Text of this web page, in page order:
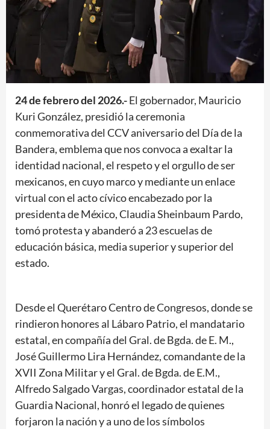
24 de febrero del 2026.-El gobernador, Mauricio
Kuri González, presidió la ceremonia
conmemorativa del CCV aniversario del Día de la
Bandera, emblema que nos convoca a exaltar la
identidad nacional, el respeto y el orgullo de ser
mexicanos, en cuyo marco y mediante un enlace
virtual con el acto cívico encabezado por la
presidenta de México, Claudia Sheinbaum Pardo,
tomó protesta y abanderó a 23 escuelas de
educación básica, media superior y superior del
estado.
Desde el Querétaro Centro de Congresos, donde se
rindieron honores al Lábaro Patrio, el mandatario
estatal, en compañía del Gral. de Bgda. de E. M.,
José Guillermo Lira Hernández, comandante de la
XVII Zona Militar y el Gral. de Bgda. de E.M.,
Alfredo Salgado Vargas, coordinador estatal de la
Guardia Nacional, honró el legado de quienes
forjaron la nación y a uno de los símbolos